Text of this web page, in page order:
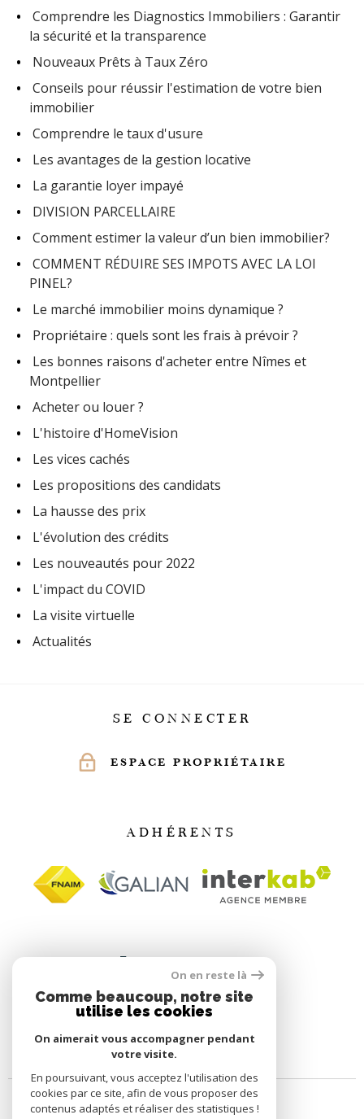
Comprendre les Diagnostics Immobiliers : Garantir
la sécurité et la transparence
Nouveaux Prêts à Taux Zéro
Conseils pour réussir l'estimation de votre bien
immobilier
Comprendre le taux d'usure
Les avantages de la gestion locative
La garantie loyer impayé
DIVISION PARCELLAIRE
Comment estimer la valeur d’un bien immobilier?
COMMENT RÉDUIRE SES IMPOTS AVEC LA LOI
PINEL?
Le marché immobilier moins dynamique ?
Propriétaire : quels sont les frais à prévoir ?
Les bonnes raisons d'acheter entre Nîmes et
Montpellier
Acheter ou louer ?
L'histoire d'HomeVision
Les vices cachés
Les propositions des candidats
La hausse des prix
L'évolution des crédits
Les nouveautés pour 2022
L'impact du COVID
La visite virtuelle
Actualités
SE CONNECTER
ESPACE PROPRIÉTAIRE
ADHÉRENTS
On en reste là
Comme beaucoup, notre site
utilise les cookies
On aimerait vous accompagner pendant
votre visite.
En poursuivant, vous acceptez l'utilisation des
cookies par ce site, afin de vous proposer des
contenus adaptés et réaliser des statistiques !